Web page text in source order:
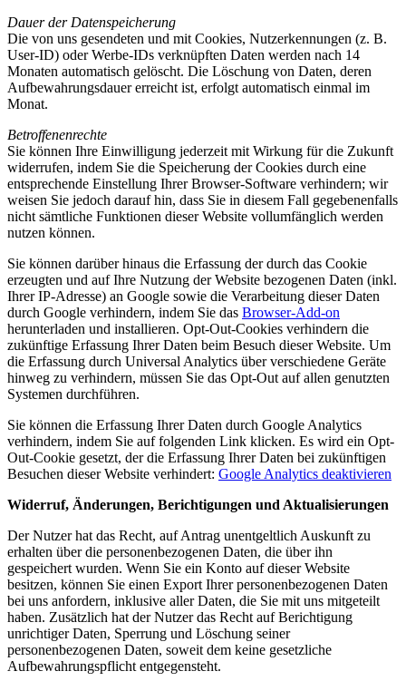
Dauer der Datenspeicherung
Die von uns gesendeten und mit Cookies, Nutzerkennungen (z. B.
User-ID) oder Werbe-IDs verknüpften Daten werden nach 14
Monaten automatisch gelöscht. Die Löschung von Daten, deren
Aufbewahrungsdauer erreicht ist, erfolgt automatisch einmal im
Monat.
Betroffenenrechte
Sie können Ihre Einwilligung jederzeit mit Wirkung für die Zukunft
widerrufen, indem Sie die Speicherung der Cookies durch eine
entsprechende Einstellung Ihrer Browser-Software verhindern; wir
weisen Sie jedoch darauf hin, dass Sie in diesem Fall gegebenenfalls
nicht sämtliche Funktionen dieser Website vollumfänglich werden
nutzen können.
Sie können darüber hinaus die Erfassung der durch das Cookie
erzeugten und auf Ihre Nutzung der Website bezogenen Daten (inkl.
Ihrer IP-Adresse) an Google sowie die Verarbeitung dieser Daten
durch Google verhindern, indem Sie das Browser-Add-on
herunterladen und installieren. Opt-Out-Cookies verhindern die
zukünftige Erfassung Ihrer Daten beim Besuch dieser Website. Um
die Erfassung durch Universal Analytics über verschiedene Geräte
hinweg zu verhindern, müssen Sie das Opt-Out auf allen genutzten
Systemen durchführen.
Sie können die Erfassung Ihrer Daten durch Google Analytics
verhindern, indem Sie auf folgenden Link klicken. Es wird ein Opt-
Out-Cookie gesetzt, der die Erfassung Ihrer Daten bei zukünftigen
Besuchen dieser Website verhindert: Google Analytics deaktivieren
Widerruf, Änderungen, Berichtigungen und Aktualisierungen
Der Nutzer hat das Recht, auf Antrag unentgeltlich Auskunft zu
erhalten über die personenbezogenen Daten, die über ihn
gespeichert wurden. Wenn Sie ein Konto auf dieser Website
besitzen, können Sie einen Export Ihrer personenbezogenen Daten
bei uns anfordern, inklusive aller Daten, die Sie mit uns mitgeteilt
haben. Zusätzlich hat der Nutzer das Recht auf Berichtigung
unrichtiger Daten, Sperrung und Löschung seiner
personenbezogenen Daten, soweit dem keine gesetzliche
Aufbewahrungspflicht entgegensteht.